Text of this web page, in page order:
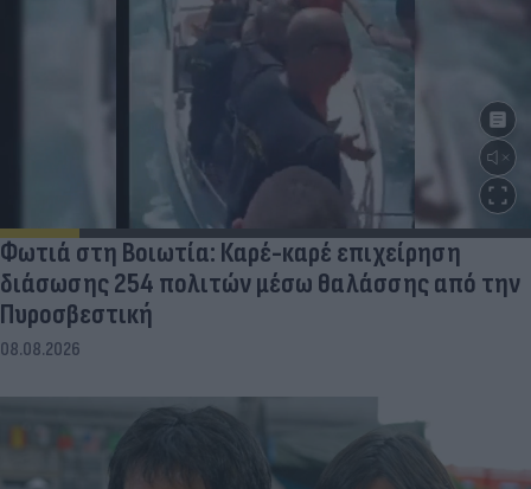
Φωτιά στη Βοιωτία: Καρέ-καρέ επιχείρηση
διάσωσης 254 πολιτών μέσω θαλάσσης από την
Πυροσβεστική
08.08.2026